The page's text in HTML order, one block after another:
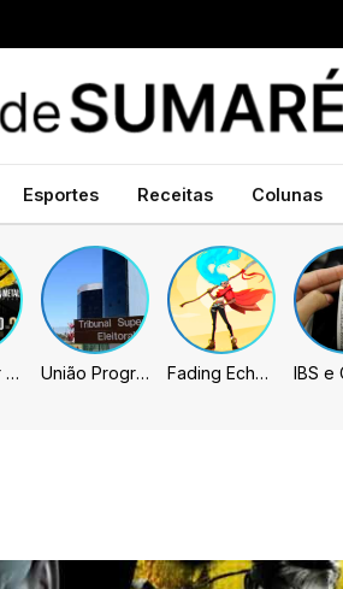
Esportes Receitas Colunas
Metal Gear Solid: Master Collection 2 terá legendas e menus em portugues União Progressista e PL terão mais tempo de propaganda eleitoral Fading Echo – Review